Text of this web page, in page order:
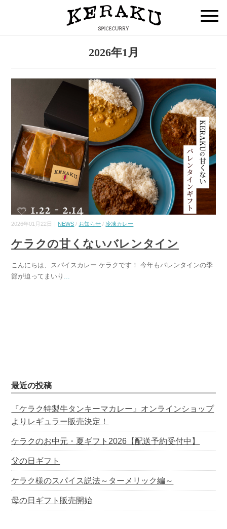
2026年1月
2026年01月22日｜ NEWS / お知らせ /冷凍カレー
ケラクの甘くないバレンタイン
こんにちは、スパイスカレー ケラクです！ 今年もバレンタインの季
節が迫ってまいり
最近の投稿
『ケラク特製牛タンキーマカレー』オンラインショップ
よりレギュラー販売決定！
ケラクのお中元・夏ギフト2026【配送予約受付中】
父の日ギフト
ケラク様のスパイス説法～ターメリック編～
母の日ギフト販売開始